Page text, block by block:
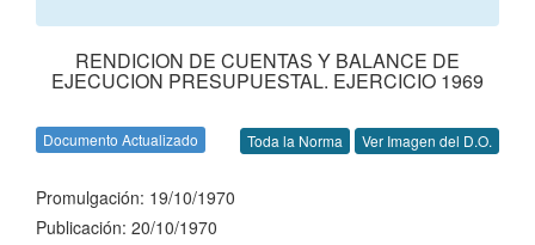
RENDICION DE CUENTAS Y BALANCE DE
EJECUCION PRESUPUESTAL. EJERCICIO 1969
Documento Actualizado Toda la Norma Ver Imagen del D.O.
Promulgación: 19/10/1970
Publicación: 20/10/1970